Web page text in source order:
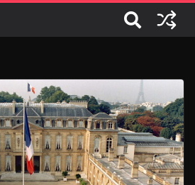
la posición de Marruecos
mundial competitiva (politólogo